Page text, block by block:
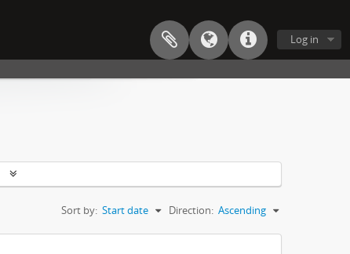
Log in
Sort by: Start date Direction: Ascending